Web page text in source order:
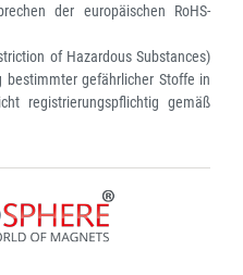
der europäischen RoHS-
of Hazardous Substances)
bestimmter gefährlicher Stoffe in
registrierungspflichtig gemäß